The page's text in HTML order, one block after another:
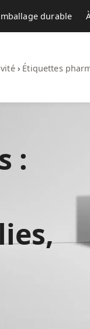
durable
› Étiquettes
: